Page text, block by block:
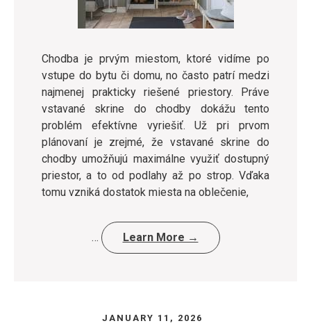
Chodba je prvým miestom, ktoré vidíme po
vstupe do bytu či domu, no často patrí medzi
najmenej prakticky riešené priestory. Práve
vstavané skrine do chodby dokážu tento
problém efektívne vyriešiť. Už pri prvom
plánovaní je zrejmé, že vstavané skrine do
chodby umožňujú maximálne využiť dostupný
priestor, a to od podlahy až po strop. Vďaka
tomu vzniká dostatok miesta na oblečenie,
… Learn More →
JANUARY 11, 2026